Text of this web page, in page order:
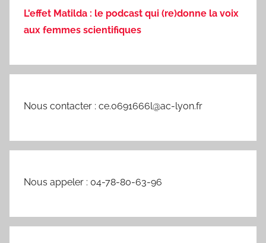
L'effet Matilda : le podcast qui (re)donne la voix
aux femmes scientifiques
Nous contacter : ce.0691666l@ac-lyon.fr
Nous appeler : 04-78-80-63-96